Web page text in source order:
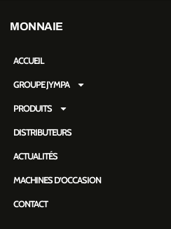
MONNAIE
ACCUEIL
GROUPE JYMPA
PRODUITS
DISTRIBUTEURS
ACTUALITÉS
MACHINES D’OCCASION
CONTACT